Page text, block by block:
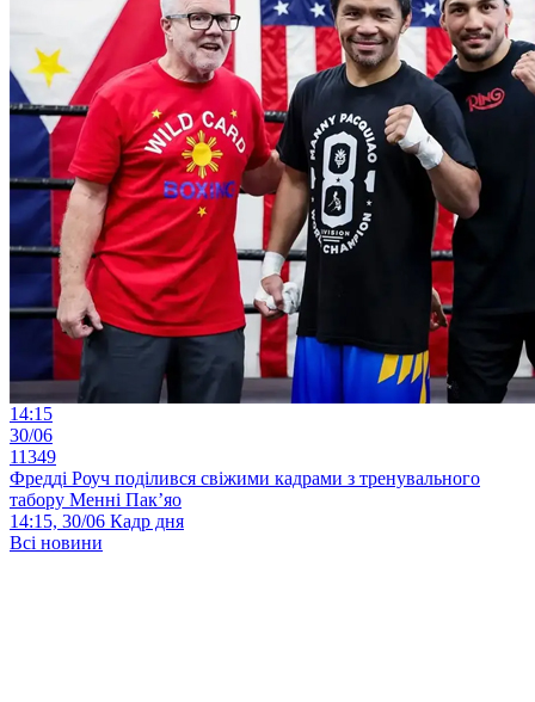
14:15
30/06
11349
Фредді Роуч поділився свіжими кадрами з тренувального
табору Менні Пак’яо
14:15, 30/06 Кадр дня
Всі новини